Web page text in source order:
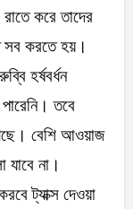
রাতে করে তাদের
সব করতে হয়।
হর্ষবর্ধন
তবে
বেশি আওয়াজ
যাবে না।
ট্যাক্স দেওয়া